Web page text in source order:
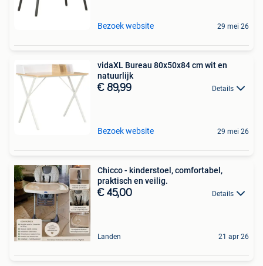
Bezoek website 29 mei 26
vidaXL Bureau 80x50x84 cm wit en
natuurlijk
€ 89,99 Details
Bezoek website 29 mei 26
Chicco - kinderstoel, comfortabel,
praktisch en veilig.
€ 45,00 Details
Landen 21 apr 26